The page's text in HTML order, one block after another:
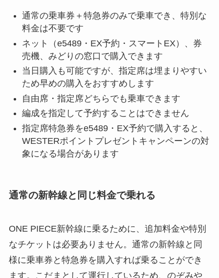
通常の乗車券＋特急券のみで乗車でき、特別な
料金は不要です
ネット（e5489・EX予約・スマートEX）、券
売機、みどりの窓口で購入できます
当日購入も可能ですが、指定席は埋まりやすい
ため早めの購入をおすすめします
自由席・指定席どちらでも乗車できます
編成を指定して予約することはできません
指定席特急券をe5489・EX予約で購入すると、
WESTERポイントプレゼントキャンペーンの対
象になる場合があります
通常の新幹線と同じ料金で乗れる
ONE PIECE新幹線に乗るために、追加料金や特別
なチケットは必要ありません。通常の新幹線と同
様に乗車券と特急券を購入すれば乗ることができ
ます。こだまとして運行しているため、のぞみや